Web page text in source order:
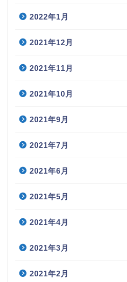
2022年1月
2021年12月
2021年11月
2021年10月
2021年9月
2021年7月
2021年6月
2021年5月
2021年4月
2021年3月
2021年2月